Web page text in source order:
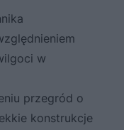
w
przegród o
konstrukcje